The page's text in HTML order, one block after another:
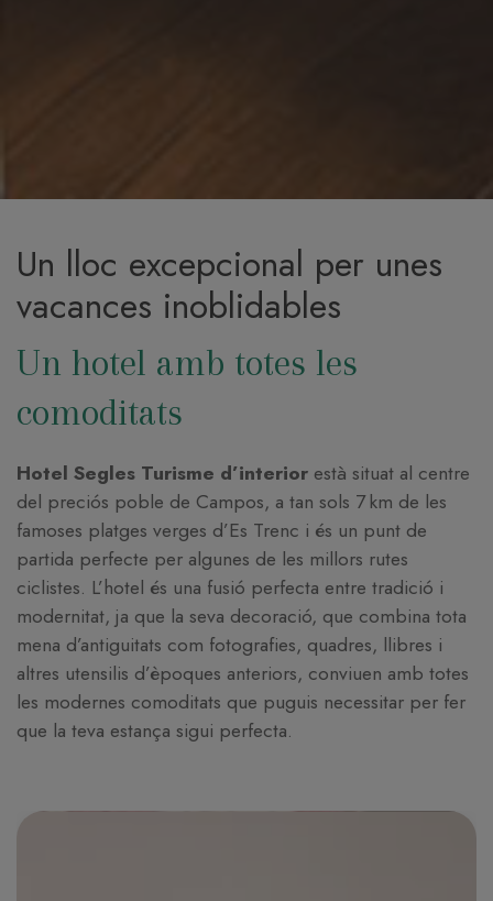
Un lloc excepcional per unes
vacances inoblidables
Un hotel amb totes les
comoditats
Hotel Segles Turisme d’interior està situat al centre
del preciós poble de Campos, a tan sols 7 km de les
famoses platges verges d’Es Trenc i és un punt de
partida perfecte per algunes de les millors rutes
ciclistes. L’hotel és una fusió perfecta entre tradició i
modernitat, ja que la seva decoració, que combina tota
mena d’antiguitats com fotografies, quadres, llibres i
altres utensilis d’èpoques anteriors, conviuen amb totes
les modernes comoditats que puguis necessitar per fer
que la teva estança sigui perfecta.